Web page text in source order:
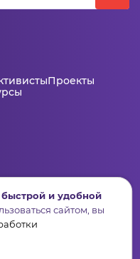
Проекты
округ – Югра,
и удобной
сайтом, вы